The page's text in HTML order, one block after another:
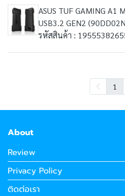
ASUS TUF GAMING A1
USB3.2 GEN2
รหัสสินค้า :
1
About
Review
Privacy Policy
ติดต่อเรา